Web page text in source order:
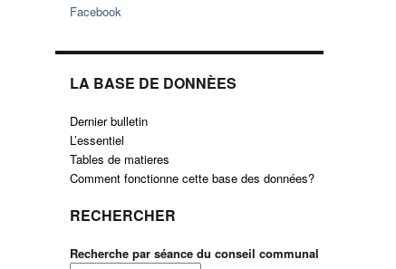
Facebook
LA BASE DE DONNÈES
Dernier bulletin
L’essentiel
Tables de matieres
Comment fonctionne cette base des données?
RECHERCHER
Recherche par séance du conseil communal